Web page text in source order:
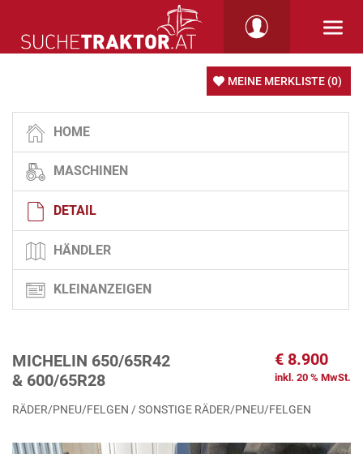
MEINE MERKLISTE (0)
HOME
MASCHINEN
DETAIL
HÄNDLER
KLEINANZEIGEN
MICHELIN 650/65R42
& 600/65R28
€ 8.900
inkl. 20 % MwSt.
RÄDER/PNEU/FELGEN / SONSTIGE RÄDER/PNEU/FELGEN